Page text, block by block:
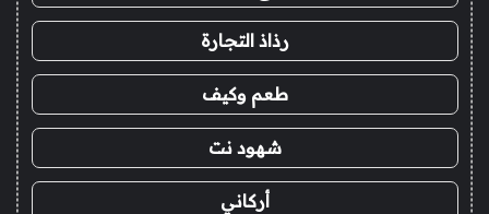
رذاذ التجارة
طعم وكيف
شهود نت
أركاني